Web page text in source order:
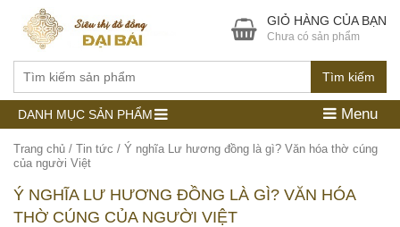
Tìm kiếm
GIỎ HÀNG CỦA BẠN
Chưa có sản phẩm
DANH MỤC SẢN PHẨM Menu
Trang chủ / Tin tức / Ý nghĩa Lư hương đồng là gì? Văn hóa thờ cúng
của người Việt
Ý NGHĨA LƯ HƯƠNG ĐỒNG LÀ GÌ? VĂN HÓA
THỜ CÚNG CỦA NGƯỜI VIỆT